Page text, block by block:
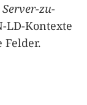
Server-zu-
LD-Kontexte
Felder.